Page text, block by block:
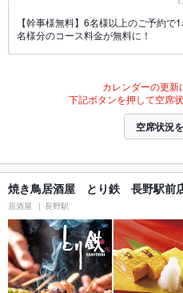
【幹事様無料】6名様以上のご予約
名様分のコース料金が無料に！
カレンダーの更新
下記ボタンを押して空席
空席状況
焼き鳥居酒屋 とり鉄 長野駅前
居酒屋 長野駅